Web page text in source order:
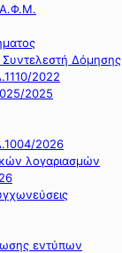
Α.Φ.Μ.
Δόμησης
2022
2025
2026
λογαριασμών
εντύπων